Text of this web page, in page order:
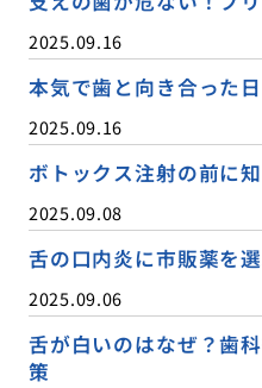
2025.09.16
本気で歯と向き合った
2025.09.16
ボトックス注射の前に
2025.09.08
舌の口内炎に市販薬を
2025.09.06
舌が白いのはなぜ？歯
策